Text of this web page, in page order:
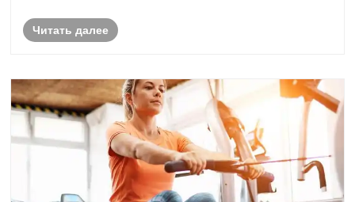
вопросом для многих предприятий. Ниже приведе......
Читать далее